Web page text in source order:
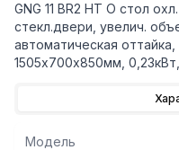
GNG 11 BR2 HT О стол
стекл.двери, увелич.
автоматическая
1505х700х850мм,
Модель